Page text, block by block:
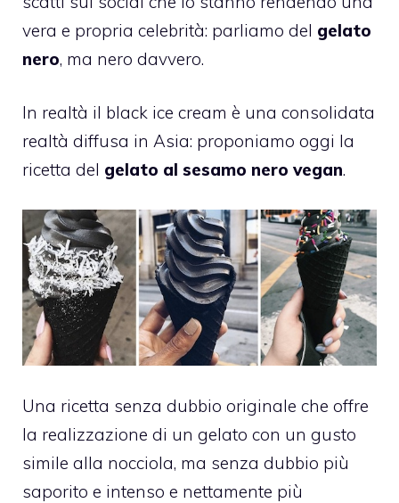
vera e propria celebrità: parliamo del gelato
nero, ma nero davvero.
In realtà il black ice cream è una consolidata
realtà diffusa in Asia: proponiamo oggi la
ricetta del gelato al sesamo nero vegan.
Una ricetta senza dubbio originale che offre
la realizzazione di un gelato con un gusto
simile alla nocciola, ma senza dubbio più
saporito e intenso e nettamente più